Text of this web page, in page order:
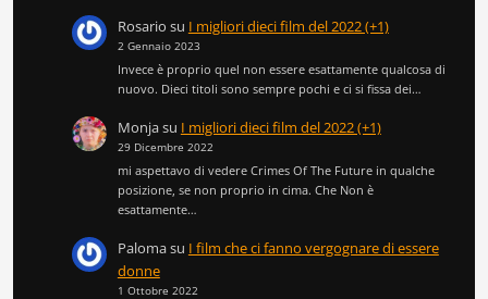
Rosario su I migliori dieci film del 2022 (+1)
2 Gennaio 2023
Invece è proprio quel non essere esattamente qualcosa di
nuovo. Dieci titoli sono sempre pochi e ci si fissa dei…
Monjasu I migliori dieci film del 2022 (+1)
29 Dicembre 2022
mi aspettavo di vedere Crimes Of The Future in qualche
posizione, se non proprio in cima. Che Non è
esattamente…
Palomasu I film che ci fanno vergognare di essere
donne
1 Ottobre 2022